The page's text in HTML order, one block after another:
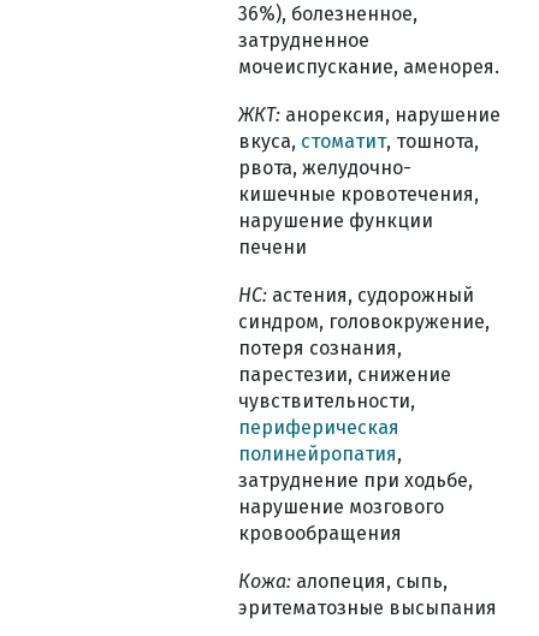
36%), болезненное,
затрудненное
мочеиспускание, аменорея.
ЖКТ: анорексия, нарушение
вкуса, стоматит, тошнота,
рвота, желудочно-
кишечные кровотечения,
нарушение функции
печени
НС: астения, судорожный
синдром, головокружение,
потеря сознания,
парестезии, снижение
чувствительности,
периферическая
полинейропатия,
затруднение при ходьбе,
нарушение мозгового
кровообращения
Кожа: алопеция, сыпь,
эритематозные высыпания